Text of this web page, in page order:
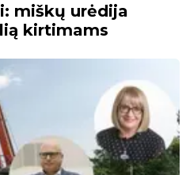
miškų urėdija
kirtimams